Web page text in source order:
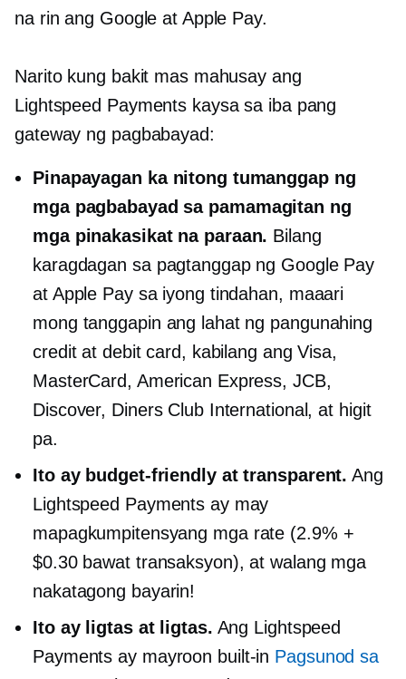
na rin ang Google at Apple Pay.
Narito kung bakit mas mahusay ang
Lightspeed Payments kaysa sa iba pang
gateway ng pagbabayad:
Pinapayagan ka nitong tumanggap ng
mga pagbabayad sa pamamagitan ng
mga pinakasikat na paraan. Bilang
karagdagan sa pagtanggap ng Google Pay
at Apple Pay sa iyong tindahan, maaari
mong tanggapin ang lahat ng pangunahing
credit at debit card, kabilang ang Visa,
MasterCard, American Express, JCB,
Discover, Diners Club International, at higit
pa.
Ito ay budget-friendlyat transparent. Ang
Lightspeed Payments ay may
mapagkumpitensyang mga rate (2.9% +
$0.30 bawat transaksyon), at walang mga
nakatagong bayarin!
Ito ay ligtas at ligtas. Ang Lightspeed
Payments ay mayroon built-in Pagsunod sa